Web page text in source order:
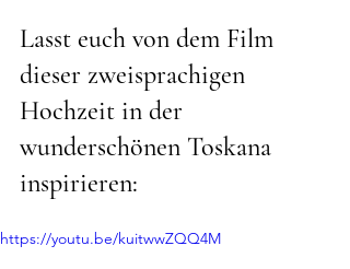
Lasst euch von dem Film
dieser zweisprachigen
Hochzeit in der
wunderschönen Toskana
inspirieren:
https://youtu.be/kuitwwZQQ4M